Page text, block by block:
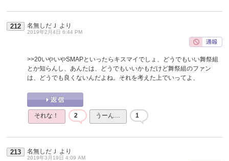
212 名無しだＪ より
2019年2月4日 6:44 PM
>>20いやいやSMAPといったらキスマイでしょ、どうでもいい舞祭組
とか知らんし、あんたは、どうでもいいかもだけど舞祭組のファン
は、どうでも良くないんだよね。それを考えた上でいってよ、
それな！ 2 うーん… 1
213 名無しだＪ より
2019年3月19日 4:09 AM